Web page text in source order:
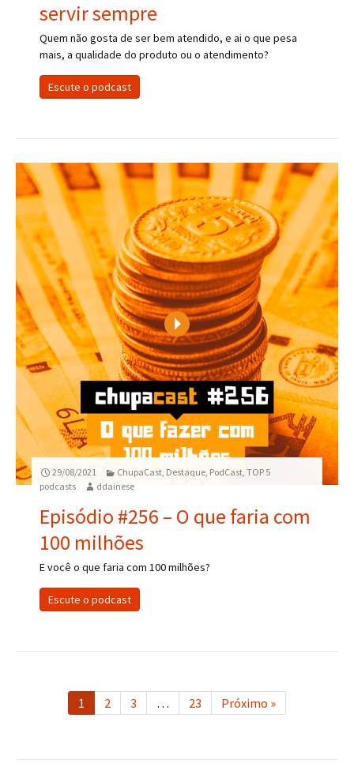
servir sempre
Quem não gosta de ser bem atendido, e ai o que pesa
mais, a qualidade do produto ou o atendimento?
Escute o podcast
Play
29/08/2021 ChupaCast Destaque PodCast ,TOP 5
podcasts
ddainese
Episódio #256 – O que faria com
100 milhões
E você o que faria com 100 milhões?
Escute o podcast
1 2 3 … 23 Próximo »